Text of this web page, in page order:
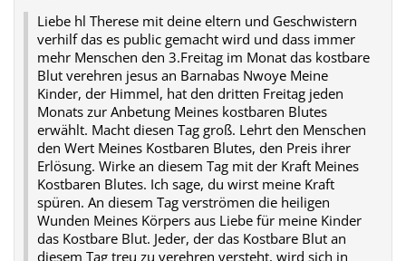
Liebe hl Therese mit deine eltern und Geschwistern
verhilf das es public gemacht wird und dass immer
mehr Menschen den 3.Freitag im Monat das kostbare
Blut verehren jesus an Barnabas Nwoye Meine
Kinder, der Himmel, hat den dritten Freitag jeden
Monats zur Anbetung Meines kostbaren Blutes
erwählt. Macht diesen Tag groß. Lehrt den Menschen
den Wert Meines Kostbaren Blutes, den Preis ihrer
Erlösung. Wirke an diesem Tag mit der Kraft Meines
Kostbaren Blutes. Ich sage, du wirst meine Kraft
spüren. An diesem Tag verströmen die heiligen
Wunden Meines Körpers aus Liebe für meine Kinder
das Kostbare Blut. Jeder, der das Kostbare Blut an
diesem Tag treu zu verehren versteht, wird sich in